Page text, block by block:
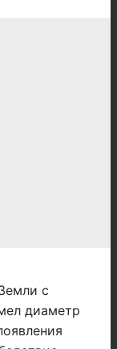
с
диаметр